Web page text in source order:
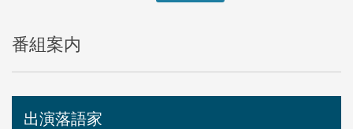
番組案内
出演落語家